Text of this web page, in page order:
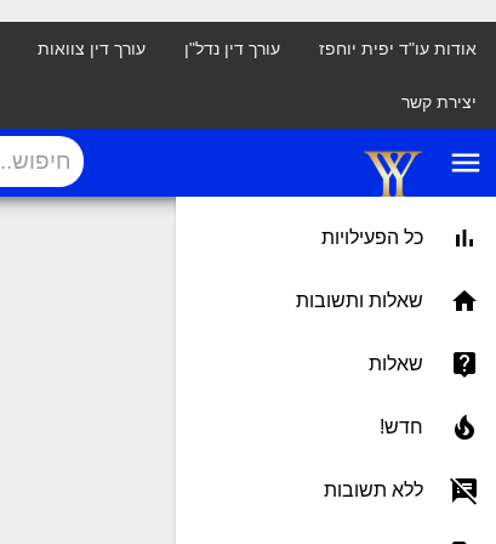
אודות עו"ד יפית יוחפז עורך דין נדל"ן עורך דין צוואות
יצירת קשר
menu
כל הפעילויות
שאלות ותשובות
שאלות
חדש!
ללא תשובות